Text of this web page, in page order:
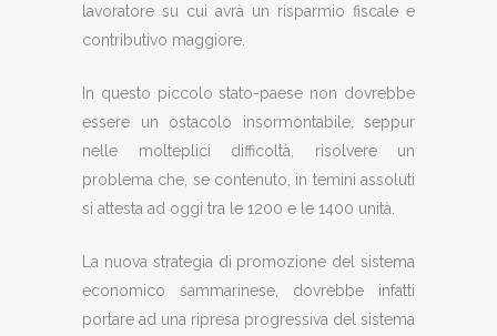
lavoratore su cui avrà un risparmio fiscale e
contributivo maggiore.
In questo piccolo stato-paese non dovrebbe
essere un ostacolo insormontabile, seppur
nelle molteplici difficoltà, risolvere un
problema che, se contenuto, in temini assoluti
si attesta ad oggi tra le 1200 e le 1400 unità.
La nuova strategia di promozione del sistema
economico sammarinese, dovrebbe infatti
portare ad una ripresa progressiva del sistema